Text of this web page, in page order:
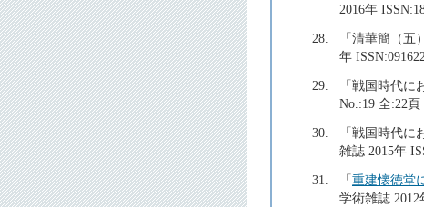
2016年
28.
「清華簡（
年
29.
「戦国時代
No.:19 全:22
30.
「戦国時代
雑誌 2015年
31.
「重建懐徳堂
学術雑誌